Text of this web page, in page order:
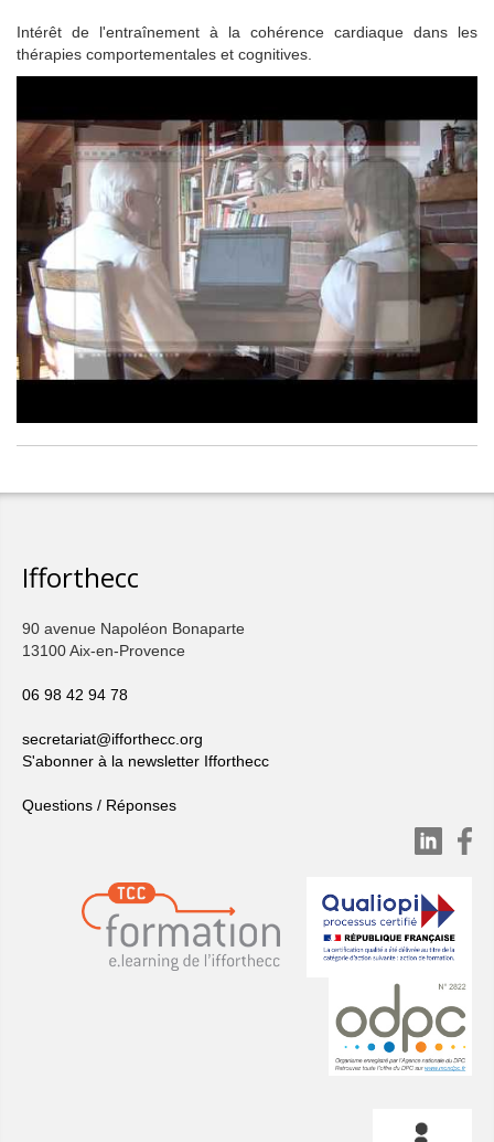
Intérêt de l'entraînement à la cohérence cardiaque dans les
thérapies comportementales et cognitives.
Ifforthecc
90 avenue Napoléon Bonaparte
13100 Aix-en-Provence
06 98 42 94 78
secretariat@ifforthecc.org
S'abonner à la newsletter Ifforthecc
Questions / Réponses